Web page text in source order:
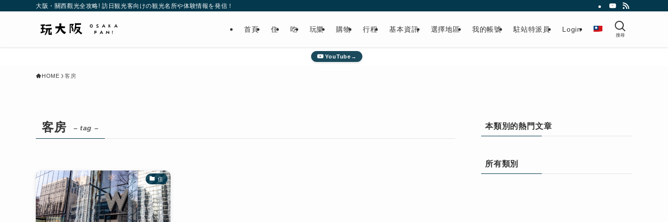
大阪・關西觀光全攻略! 訪日観光客向けの観光名所や体験情報を発信！
首頁 住 吃 玩樂 購物 行程 基本資訊 選擇地區 我的帳號 駐站特派員 Login
搜尋
YouTube→
HOME 客房
客房 – tag –
住
本類別的熱門文章
所有類別